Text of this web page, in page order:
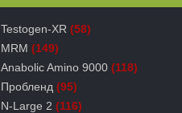
Testogen-XR (58)
MRM (149)
Anabolic Amino 9000 (118)
Пробленд (95)
N-Large 2 (116)